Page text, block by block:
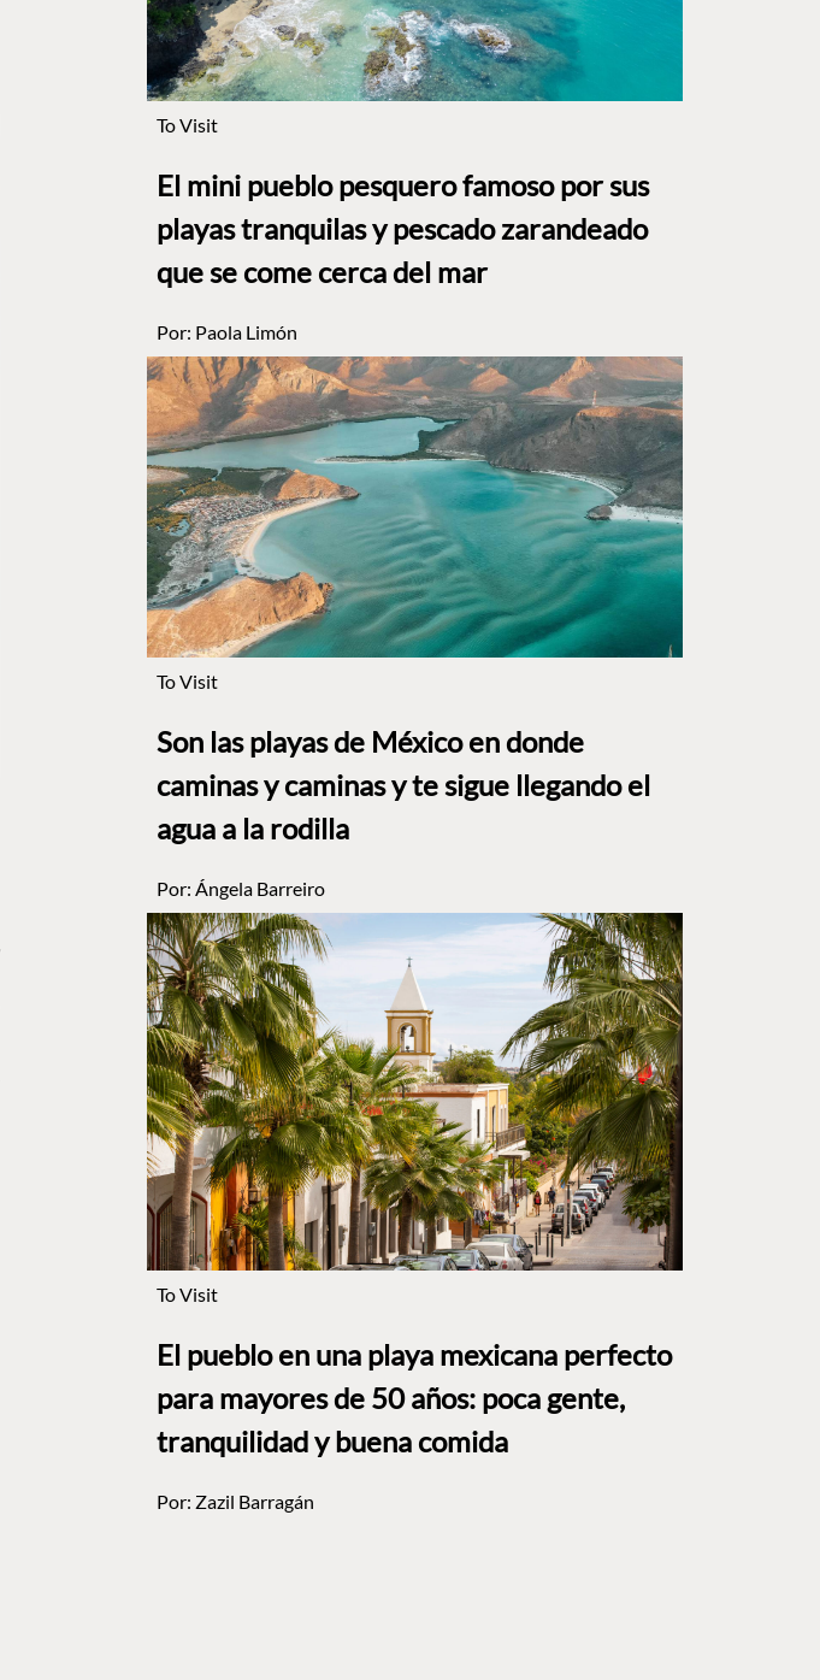
To Visit
El mini pueblo pesquero famoso por sus
playas tranquilas y pescado zarandeado
que se come cerca del mar
Por: Paola Limón
To Visit
Son las playas de México en donde
caminas y caminas y te sigue llegando el
agua a la rodilla
Por: Ángela Barreiro
To Visit
El pueblo en una playa mexicana perfecto
para mayores de 50 años: poca gente,
tranquilidad y buena comida
Por: Zazil Barragán